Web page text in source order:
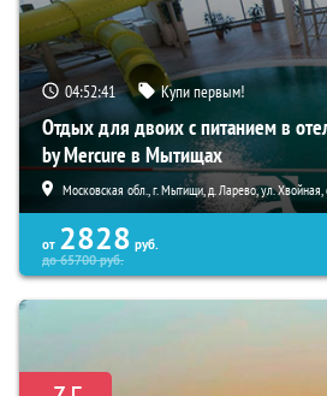
04:52:39 Купи первым!
Отдых для двоих с питанием в
by Mercure в Мытищах
Московская обл., г. Мытищи, д. Ларево, ул. Хвойная,
от 2828 руб.
до65700руб.